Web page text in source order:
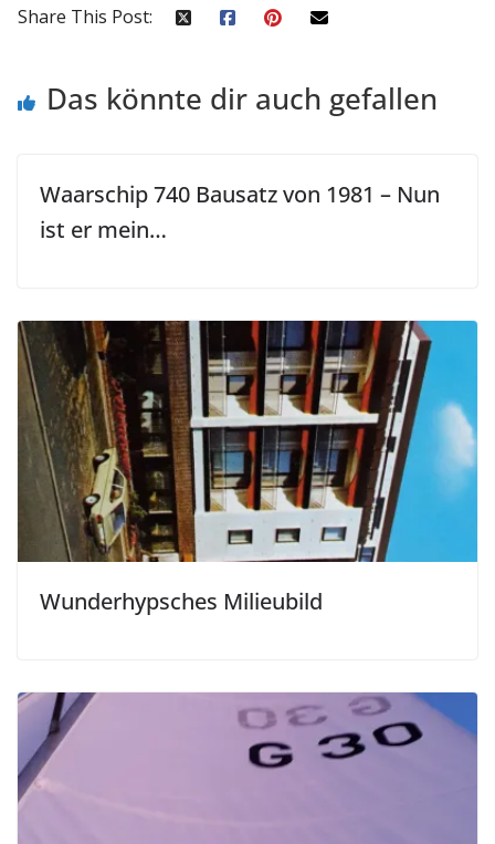
Share This Post:
Das könnte dir auch gefallen
Waarschip 740 Bausatz von 1981 – Nun
ist er mein…
Wunderhypsches Milieubild